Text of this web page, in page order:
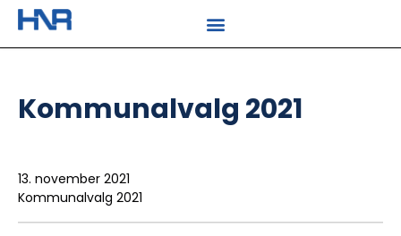
Kommunalvalg 2021
13. november 2021
Kommunalvalg 2021